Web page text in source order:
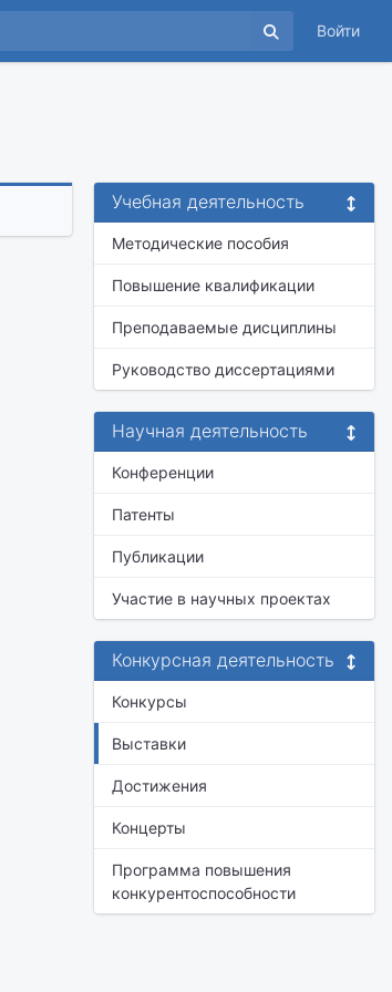
Войти
Учебная деятельность
Методические пособия
Повышение квалификации
Преподаваемые дисциплины
Руководство диссертациями
Научная деятельность
Конференции
Патенты
Публикации
Участие в научных проектах
Конкурсная деятельность
Конкурсы
Выставки
Достижения
Концерты
Программа повышения
конкурентоспособности